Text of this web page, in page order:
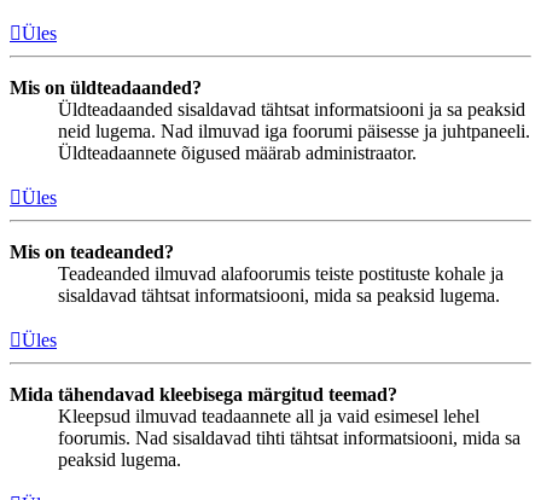
Üles
Mis on üldteadaanded?
Üldteadaanded sisaldavad tähtsat informatsiooni ja sa peaksid
neid lugema. Nad ilmuvad iga foorumi päisesse ja juhtpaneeli.
Üldteadaannete õigused määrab administraator.
Üles
Mis on teadeanded?
Teadeanded ilmuvad alafoorumis teiste postituste kohale ja
sisaldavad tähtsat informatsiooni, mida sa peaksid lugema.
Üles
Mida tähendavad kleebisega märgitud teemad?
Kleepsud ilmuvad teadaannete all ja vaid esimesel lehel
foorumis. Nad sisaldavad tihti tähtsat informatsiooni, mida sa
peaksid lugema.